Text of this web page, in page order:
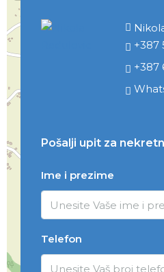
+387
+387
Pošalji upit za
Ime i prezime
Telefon